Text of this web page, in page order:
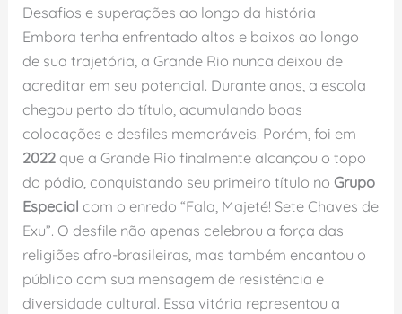
Desafios e superações ao longo da história
Embora tenha enfrentado altos e baixos ao longo
de sua trajetória, a Grande Rio nunca deixou de
acreditar em seu potencial. Durante anos, a escola
chegou perto do título, acumulando boas
colocações e desfiles memoráveis. Porém, foi em
2022 que a Grande Rio finalmente alcançou o topo
do pódio, conquistando seu primeiro título no Grupo
Especial com o enredo “Fala, Majeté! Sete Chaves de
Exu”. O desfile não apenas celebrou a força das
religiões afro-brasileiras, mas também encantou o
público com sua mensagem de resistência e
diversidade cultural. Essa vitória representou a